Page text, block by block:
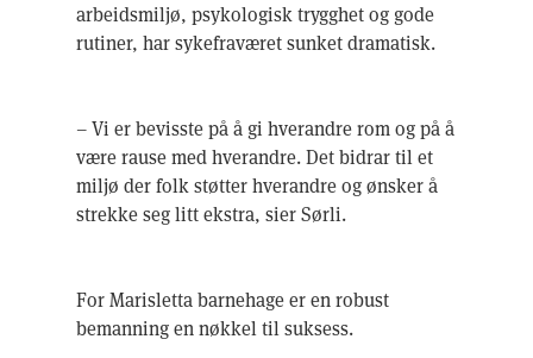
arbeidsmiljø, psykologisk trygghet og gode
rutiner, har sykefraværet sunket dramatisk.
– Vi er bevisste på å gi hverandre rom og på å
være rause med hverandre. Det bidrar til et
miljø der folk støtter hverandre og ønsker å
strekke seg litt ekstra, sier Sørli.
For Marisletta barnehage er en robust
bemanning en nøkkel til suksess.